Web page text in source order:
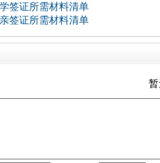
签证所需材料清单
签证所需材料清单